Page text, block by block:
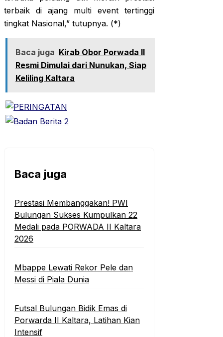
terbaik di ajang multi event tertinggi
tingkat Nasional,” tutupnya. (*)
Baca juga Kirab Obor Porwada II
Resmi Dimulai dari Nunukan, Siap
Keliling Kaltara
Baca juga
Prestasi Membanggakan! PWI
Bulungan Sukses Kumpulkan 22
Medali pada PORWADA II Kaltara
2026
Mbappe Lewati Rekor Pele dan
Messi di Piala Dunia
Futsal Bulungan Bidik Emas di
Porwarda II Kaltara, Latihan Kian
Intensif